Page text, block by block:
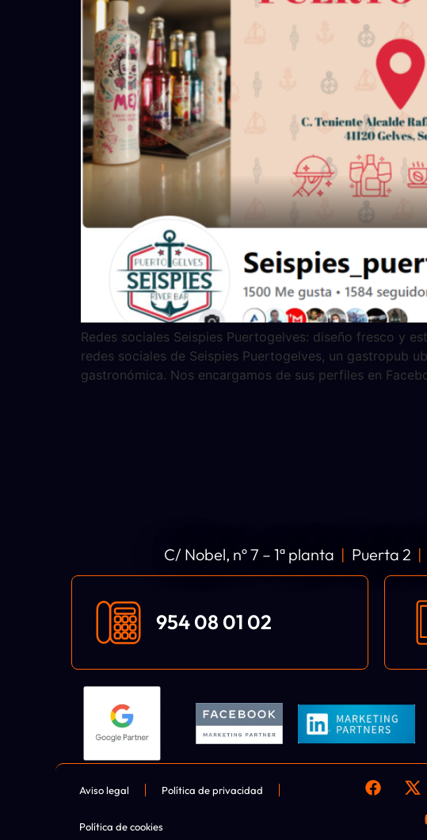
Redes sociales Seispies Puertogelves: diseño fresco y
redes sociales de Seispies Puertogelves, un gastropub
gastronómica. Nos encargamos de sus perfiles en
C/ Nobel, nº 7 – 1ª planta | Puerta 2 |
954 08 01 02
Aviso legal Política de privacidad
Política de cookies